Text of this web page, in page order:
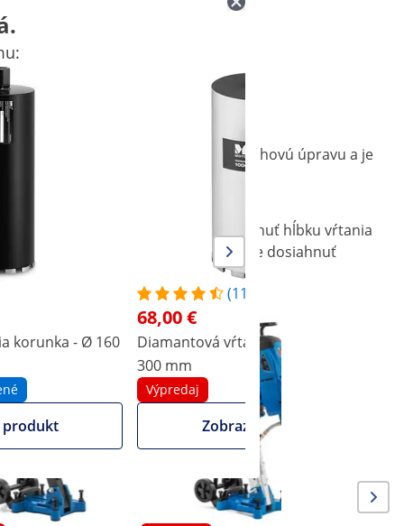
korunka - Ø 160
produkt
(11)
68,00 €
Diamantová vŕtacia korunka - 162 x
300 mm
Výpredaj
Zobraziť produkt
vrták má vysokokvalitnú povrchovú úpravu a je
materiálov. Môžete dosiahnuť hĺbku vŕtania
Vďaka tvrdosti 95 HRB môžete dosiahnuť